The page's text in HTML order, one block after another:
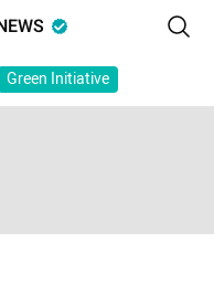
Green Initiative